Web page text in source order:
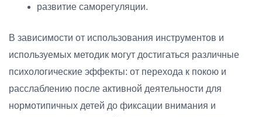
развитие саморегуляции.
В зависимости от использования инструментов и
используемых методик могут достигаться различные
психологические эффекты: от перехода к покою и
расслаблению после активной деятельности для
нормотипичных детей до фиксации внимания и